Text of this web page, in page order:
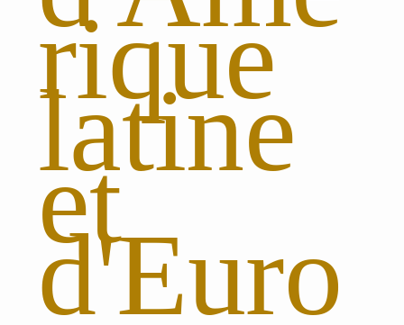
rique
latine
et
d'Euro